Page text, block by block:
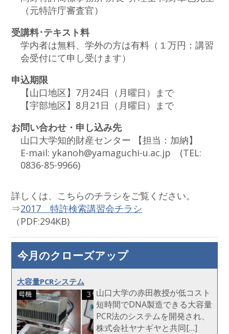
（元特許庁審査官）
受講料･テキスト料
学内者は無料、学外の方は有料（１万円：講習
会受付にて申し受けます）
申込期限
【山口地区】7月24日（月曜日）まで
【宇部地区】8月21日（月曜日）まで
お問い合わせ・申し込み先
山口大学知的財産センター 【担当：加納】
E-mail: ykanoh@yamaguchi-u.ac.jp (TEL:
0836-85-9966)
詳しくは、こちらのチラシをご覧ください。
⇒2017 特許検索講習会チラシ
（PDF:294KB)
今月のクローズアップ
大容量PCRシステム
山口大学の赤田教授が低コスト
短時間でDNA製造できる大容量
PCR法のシステムを開発され、
株式会社ヤナギヤと共同[…]